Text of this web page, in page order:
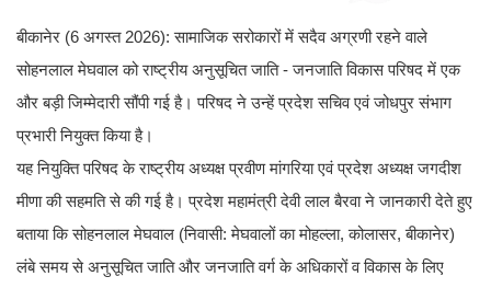
बीकानेर (6 अगस्त 2026): सामाजिक सरोकारों में सदैव अग्रणी रहने वाले
सोहनलाल मेघवाल को राष्ट्रीय अनुसूचित जाति - जनजाति विकास परिषद में एक
और बड़ी जिम्मेदारी सौंपी गई है। परिषद ने उन्हें प्रदेश सचिव एवं जोधपुर संभाग
प्रभारी नियुक्त किया है।
यह नियुक्ति परिषद के राष्ट्रीय अध्यक्ष प्रवीण मांगरिया एवं प्रदेश अध्यक्ष जगदीश
मीणा की सहमति से की गई है। प्रदेश महामंत्री देवी लाल बैरवा ने जानकारी देते हुए
बताया कि सोहनलाल मेघवाल (निवासी: मेघवालों का मोहल्ला, कोलासर, बीकानेर)
लंबे समय से अनुसूचित जाति और जनजाति वर्ग के अधिकारों व विकास के लिए